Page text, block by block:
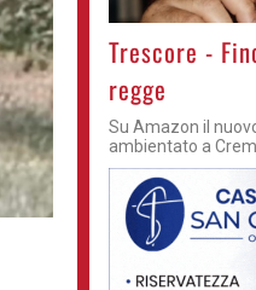
Trescore -
regge
Su Amazon il
ambientato a